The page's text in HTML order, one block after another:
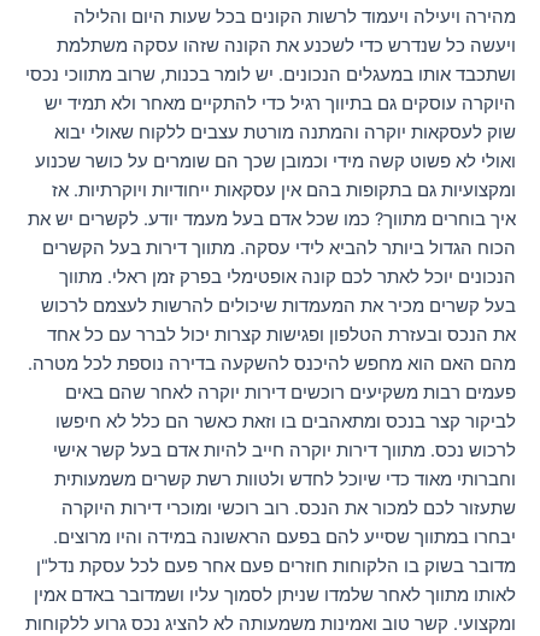
מהירה ויעילה ויעמוד לרשות הקונים בכל שעות היום והלילה
ויעשה כל שנדרש כדי לשכנע את הקונה שזהו עסקה משתלמת
ושתכבד אותו במעגלים הנכונים. יש לומר בכנות, שרוב מתווכי נכסי
היוקרה עוסקים גם בתיווך רגיל כדי להתקיים מאחר ולא תמיד יש
שוק לעסקאות יוקרה והמתנה מורטת עצבים ללקוח שאולי יבוא
ואולי לא פשוט קשה מידי וכמובן שכך הם שומרים על כושר שכנוע
ומקצועיות גם בתקופות בהם אין עסקאות ייחודיות ויוקרתיות. אז
איך בוחרים מתווך? כמו שכל אדם בעל מעמד יודע. לקשרים יש את
הכוח הגדול ביותר להביא לידי עסקה. מתווך דירות בעל הקשרים
הנכונים יוכל לאתר לכם קונה אופטימלי בפרק זמן ראלי. מתווך
בעל קשרים מכיר את המעמדות שיכולים להרשות לעצמם לרכוש
את הנכס ובעזרת הטלפון ופגישות קצרות יכול לברר עם כל אחד
מהם האם הוא מחפש להיכנס להשקעה בדירה נוספת לכל מטרה.
פעמים רבות משקיעים רוכשים דירות יוקרה לאחר שהם באים
לביקור קצר בנכס ומתאהבים בו וזאת כאשר הם כלל לא חיפשו
לרכוש נכס. מתווך דירות יוקרה חייב להיות אדם בעל קשר אישי
וחברותי מאוד כדי שיוכל לחדש ולטוות רשת קשרים משמעותית
שתעזור לכם למכור את הנכס. רוב רוכשי ומוכרי דירות היוקרה
יבחרו במתווך שסייע להם בפעם הראשונה במידה והיו מרוצים.
מדובר בשוק בו הלקוחות חוזרים פעם אחר פעם לכל עסקת נדל"ן
לאותו מתווך לאחר שלמדו שניתן לסמוך עליו ושמדובר באדם אמין
ומקצועי. קשר טוב ואמינות משמעותה לא להציג נכס גרוע ללקוחות